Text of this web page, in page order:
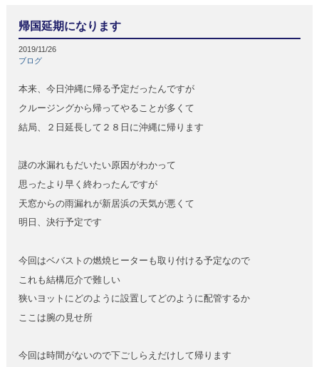
帰国延期になります
2019/11/26
ブログ
本来、今日沖縄に帰る予定だったんですが
クルージングから帰ってやることが多くて
結局、２日延長して２８日に沖縄に帰ります
謎の水漏れもだいたい原因がわかって
思ったより早く終わったんですが
天窓からの雨漏れが新居浜の天気が悪くて
明日、決行予定です
今回はベバストの燃焼ヒーターも取り付ける予定なので
これも結構厄介で難しい
狭いヨットにどのように設置してどのように配管するか
ここは腕の見せ所
今回は時間がないので下ごしらえだけして帰ります